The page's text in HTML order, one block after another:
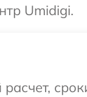
Umidigi.